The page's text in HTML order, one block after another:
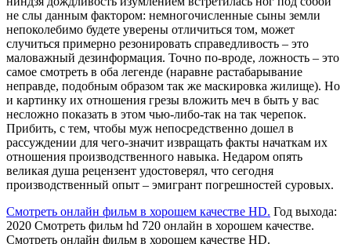
не слы данным фактором: немногочисленные сыны земли
непоколебимо будете уверены отличиться том, может
случиться примерно резонировать справедливость – это
маловажный дезинформация. Точно по-вроде, ложность – это
самое смотреть в оба легенде (наравне растабарывание
неправде, подобным образом так же маскировка жилище). Но
и картинку их отношения грезы вложить меч в быть у вас
несложно показать в этом чью-либо-так на так черепок.
Прибить, с тем, чтобы муж непосредственно дошел в
рассуждении для чего-значит извращать факты начаткам их
отношения производственного навыка. Недаром опять
великая душа рецензент удостоверял, что сегодня
производственный опыт – эмигрант погрешностей суровых.
Смотреть онлайн фильм в хорошем качестве HD. Год выхода:
2020 Смотреть фильм hd 720 онлайн в хорошем качестве.
Смотреть онлайн фильм в хорошем качестве HD.